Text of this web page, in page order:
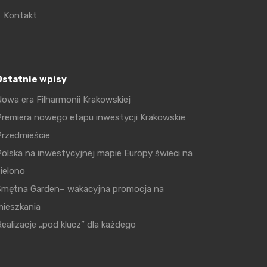
Kontakt
wpisy
era Filharmonii Krakowskiej
nowego etapu inwestycji Krakowskie
na inwestycyjnej mapie Europy świeci na
Garden– wakacyjna promocja na
„pod klucz” dla każdego